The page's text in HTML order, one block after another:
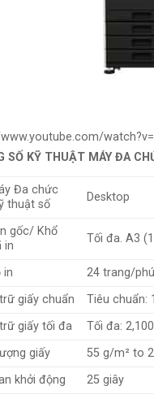
SỐ KỸ THUẬT MÁY ĐA
Đa chức
thuật số
Desktop
gốc/ Khổ
in
Tối đa. A3
in
24 trang/
giấy chuẩn
Tiêu chuẩn:
giấy tối đa
Tối đa:
giấy
55 g/m² to
khởi động
25 giây